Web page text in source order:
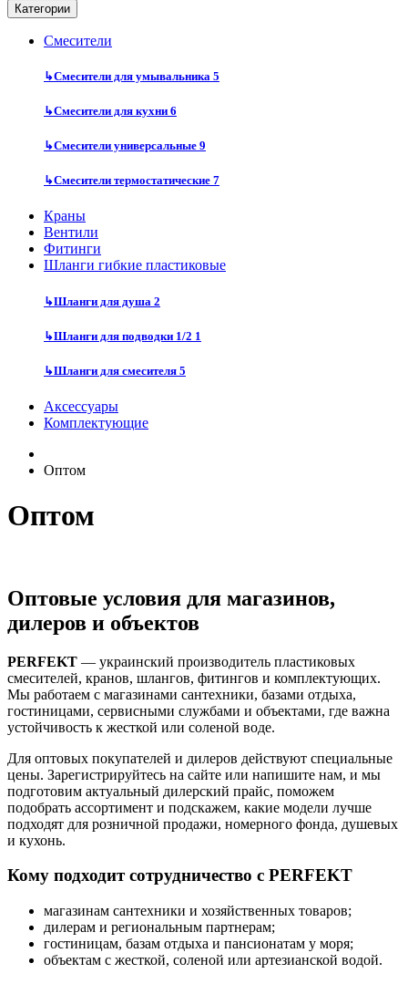
Категории
Смесители
↳Смесители для умывальника 5
↳Смесители для кухни 6
↳Смесители универсальные 9
↳Смесители термостатические 7
Краны
Вентили
Фитинги
Шланги гибкие пластиковые
↳Шланги для душа 2
↳Шланги для подводки 1/2 1
↳Шланги для смесителя 5
Аксессуары
Комплектующие
Оптом
Оптом
Оптовые условия для магазинов,
дилеров и объектов
PERFEKT — украинский производитель пластиковых
смесителей, кранов, шлангов, фитингов и комплектующих.
Мы работаем с магазинами сантехники, базами отдыха,
гостиницами, сервисными службами и объектами, где важна
устойчивость к жесткой или соленой воде.
Для оптовых покупателей и дилеров действуют специальные
цены. Зарегистрируйтесь на сайте или напишите нам, и мы
подготовим актуальный дилерский прайс, поможем
подобрать ассортимент и подскажем, какие модели лучше
подходят для розничной продажи, номерного фонда, душевых
и кухонь.
Кому подходит сотрудничество с PERFEKT
магазинам сантехники и хозяйственных товаров;
дилерам и региональным партнерам;
гостиницам, базам отдыха и пансионатам у моря;
объектам с жесткой, соленой или артезианской водой.